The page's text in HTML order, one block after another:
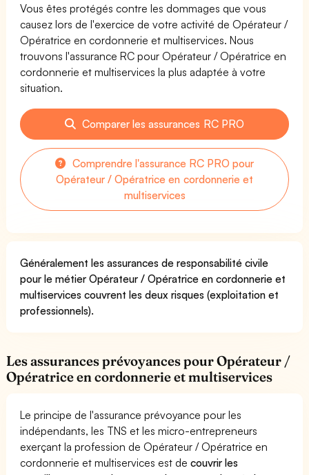
Vous êtes protégés contre les dommages que vous
causez lors de l'exercice de votre activité de Opérateur /
Opératrice en cordonnerie et multiservices. Nous
trouvons l'assurance RC pour Opérateur / Opératrice en
cordonnerie et multiservices la plus adaptée à votre
situation.
Comparer les assurances RC PRO
Comprendre l'assurance RC PRO pour
Opérateur / Opératrice en cordonnerie et
multiservices
Généralement les assurances de responsabilité civile
pour le métier Opérateur / Opératrice en cordonnerie et
multiservices couvrent les deux risques (exploitation et
professionnels).
Les assurances prévoyances pour Opérateur /
Opératrice en cordonnerie et multiservices
Le principe de l'assurance prévoyance pour les
indépendants, les TNS et les micro-entrepreneurs
exerçant la profession de Opérateur / Opératrice en
cordonnerie et multiservices est decouvrir les